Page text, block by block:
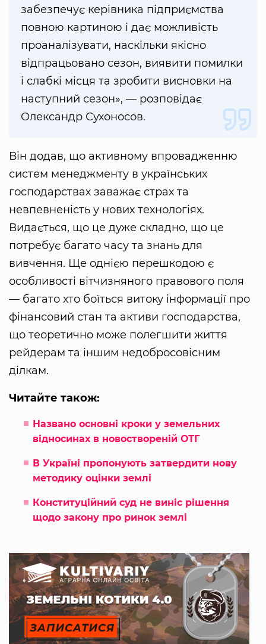
забезпечує керівника підприємства
повною картиною і дає можливість
проаналізувати, наскільки якісно
відпрацьовано сезон, виявити помилки
і слабкі місця та зробити висновки на
наступний сезон», — розповідає
Олександр Сухоносов.
Він додав, що активному впровадженню
систем менеджменту в українських
господарствах заважає страх та
невпевненість у нових технологіях.
Видається, що це дуже складно, що це
потребує багато часу та знань для
вивчення. Ще однією перешкодою є
особливості вітчизняного правового поля
— багато хто боїться витоку інформації про
фінансовий стан та активи господарства,
що теоретично може полегшити життя
рейдерам та іншим недобросовісним
ділкам.
Читайте також:
Названо основні кроки у земельних
відносинах в новоствореній ОТГ
В Україні пропонують затвердити нову
методику оцінки землі
Конституційний суд не виніс рішення
щодо закону про ринок землі